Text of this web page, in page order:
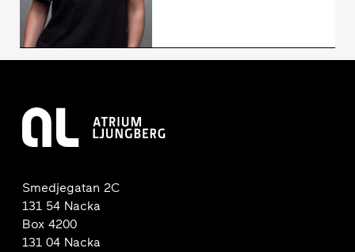
Smedjegatan 2C
131 54 Nacka
Box 4200
131 04 Nacka